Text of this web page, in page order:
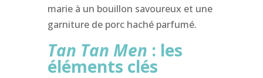
marie à un bouillon savoureux et une
garniture de porc haché parfumé.
Tan Tan Men : les
éléments clés